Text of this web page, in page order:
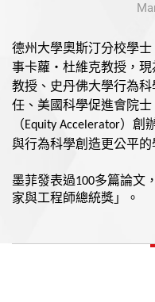
德州大學奧斯汀分校學
事卡蘿 ‧ 杜維克教授，
教授、史丹佛大學行為
任、美國科學促進會院士
（Equity Accelerator）創
與行為科學創造更公平的
墨菲發表過100多篇論文
家與工程師總統獎」。